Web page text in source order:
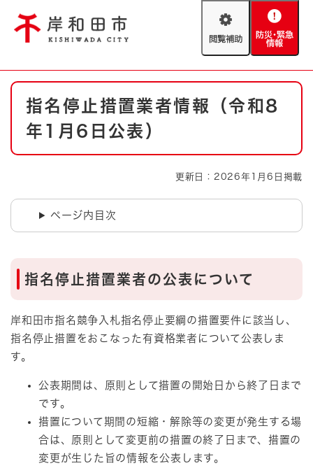
閲
助
防
緊
情
やさしい日本語
防災・緊急情報 救急・消防
ハザードマップ
本
指名停止措置業者情報（令和8
年1月6日公表）
更新日：2026年1月6日掲載
ページ内目次
指名停止措置業者の公表について
岸和田市指名競争入札指名停止要綱の措置要件に該当し、
指名停止措置をおこなった有資格業者について公表しま
す。
公表期間は、原則として措置の開始日から終了日まで
です。
措置について期間の短縮・解除等の変更が発生する場
合は、原則として変更前の措置の終了日まで、措置の
変更が生じた旨の情報を公表します。